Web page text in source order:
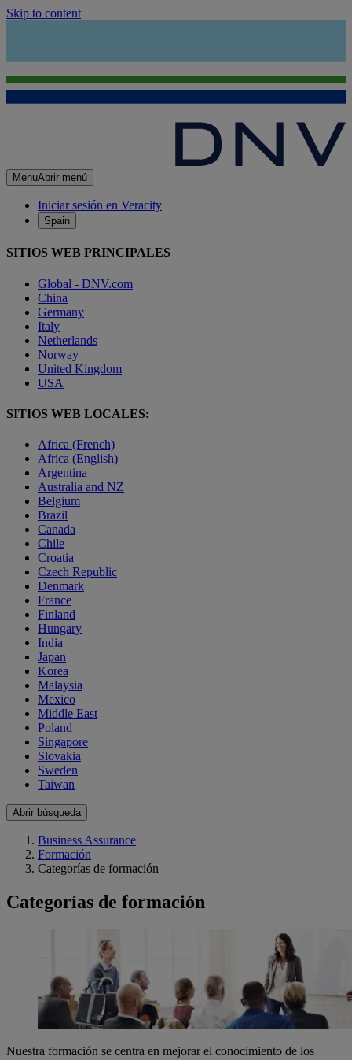
Skip to content
MenuAbrir menú
Iniciar sesión en Veracity
Spain
SITIOS WEB PRINCIPALES
Global - DNV.com
China
Germany
Italy
Netherlands
Norway
United Kingdom
USA
SITIOS WEB LOCALES:
Africa (French)
Africa (English)
Argentina
Australia and NZ
Belgium
Brazil
Canada
Chile
Croatia
Czech Republic
Denmark
France
Finland
Hungary
India
Japan
Korea
Malaysia
Mexico
Middle East
Poland
Singapore
Slovakia
Sweden
Taiwan
Abrir búsqueda
Business Assurance
Formación
Categorías de formación
Categorías de formación
Nuestra formación se centra en mejorar el conocimiento de los